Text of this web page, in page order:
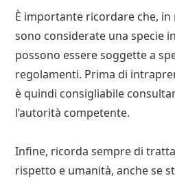
È importante ricordare che,
sono considerate una specie
possono essere soggette a
regolamenti. Prima di
è quindi consigliabile
l’autorità competente.
Infine, ricorda sempre di
rispetto e umanità, anche se